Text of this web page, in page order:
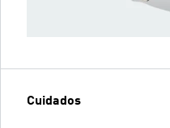
Cuidados